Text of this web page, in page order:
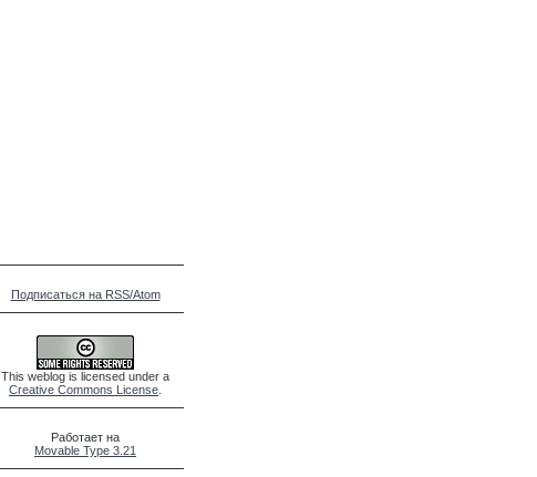
Подписаться на RSS/Atom
This weblog is licensed under a
Creative Commons License
Работает на
Movable Type 3.21